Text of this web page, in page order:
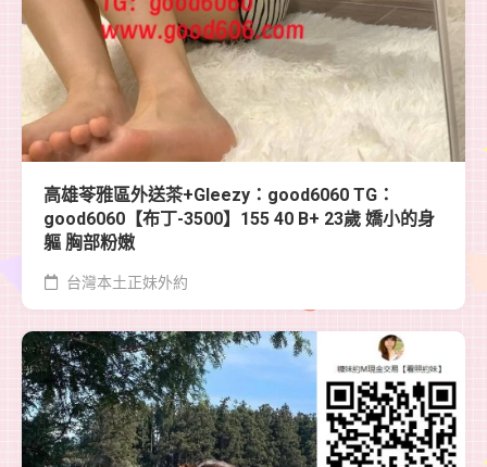
高雄苓雅區外送茶+Gleezy：good6060 TG：
good6060【布丁-3500】155 40 B+ 23歲 嬌小的身
軀 胸部粉嫩
台灣本土正妹外約